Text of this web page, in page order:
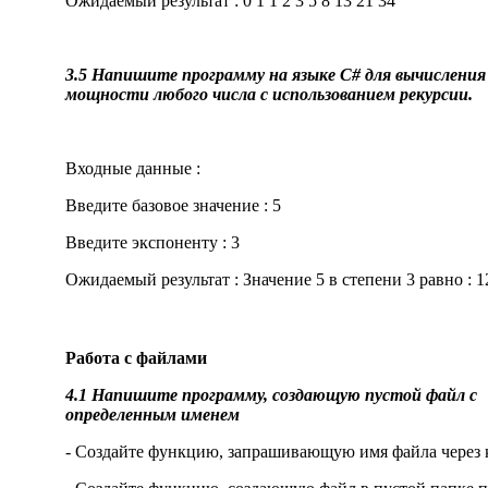
3.5 Напишите программу на языке C# для вычисления
мощности любого числа с использованием рекурсии.
Входные данные :
Введите базовое значение : 5
Введите экспоненту : 3
Ожидаемый результат : Значение 5 в степени 3 равно :
Работа с файлами
4.1 Напишите программу, создающую пустой файл с
определенным именем
- Создайте функцию, запрашивающую имя файла через